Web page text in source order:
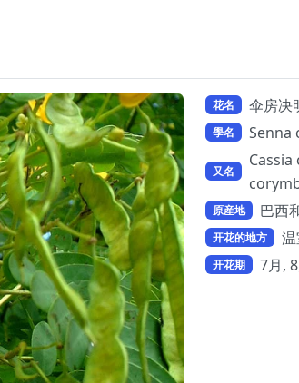
花名 伞房决
學名 Senna
又名
Cassia
原産地 巴西
开花的地方
开花期 7月,